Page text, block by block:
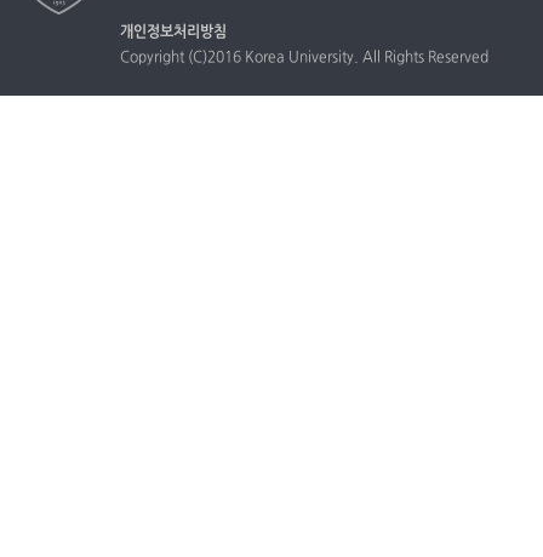
개인정보처리방침
Copyright (C)2016 Korea University. All Rights Reserved